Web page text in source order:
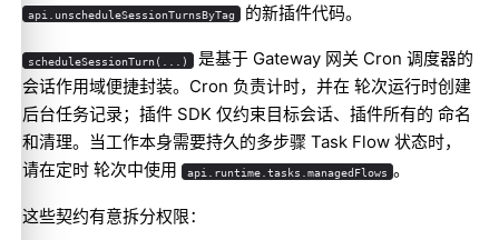
api.unscheduleSessionTurnsByTag 的新插件代码。
scheduleSessionTurn(...) 是基于 Gateway 网关 Cron 调度器的
会话作用域便捷封装。Cron 负责计时，并在 轮次运行时创建
后台任务记录；插件 SDK 仅约束目标会话、插件所有的 命名
和清理。当工作本身需要持久的多步骤 Task Flow 状态时，
请在定时 轮次中使用
api.runtime.tasks.managedFlows 。
这些契约有意拆分权限：